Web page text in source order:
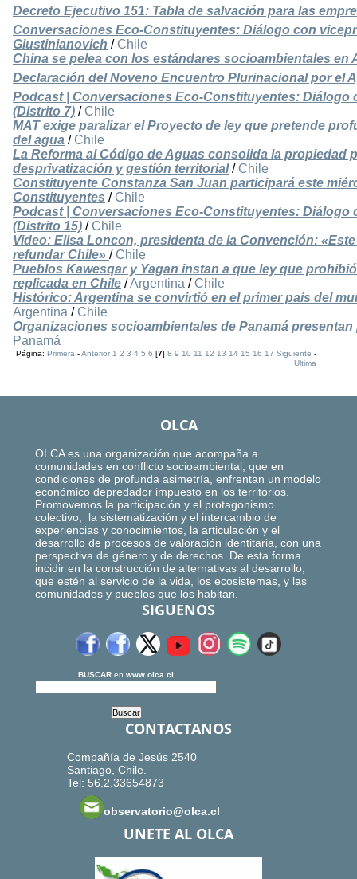
Decreto Ejecutivo 151: Tabla de salvación para las
Conversaciones Eco-Constituyentes: Diálogo con
Giustinianovich / Chile
China se pelea con los estándares socioambientales en
Declaración del Noveno Encuentro Plurinacional por el
Podcast | Conversaciones Eco-Constituyentes: Diálogo
(Distrito 7) / Chile
MAT exige paralizar el Proyecto de ley que pretende
del agua / Chile
La Reforma al Código de Aguas consolida la propiedad
desprivatización y gestión territorial/ Chile
Constituyente Constanza San Juan participará este
Constituyentes / Chile
Podcast | Conversaciones Eco-Constituyentes: Diálogo
(Distrito 15) / Chile
Video: Elisa Loncon, presidenta de la Convención:
refundar Chile» / Chile
Pueblos Kawesqar y Yagan instan a que ley que
replicada en Chile /Argentina / Chile
Histórico: Argentina se convirtió en el primer país del
Argentina / Chile
Organizaciones socioambientales de Panamá
Panamá
Página:Primera -Anterior 1 2 3 4 5 6 [7]8 9 10 11 12 13 14 15 16 17 Siguiente -
Ultima
OLCA
OLCA es una organización que acompaña a
comunidades en conflicto socioambiental, que en
condiciones de profunda asimetría, enfrentan un modelo
económico depredador impuesto en los territorios.
Promovemos la participación y el protagonismo
colectivo, la sistematización y el intercambio de
experiencias y conocimientos, la articulación y el
desarrollo de procesos de valoración identitaria, con una
perspectiva de género y de derechos. De esta forma
incidir en la construcción de alternativas al desarrollo,
que estén al servicio de la vida, los ecosistemas, y las
comunidades y pueblos que los habitan.
SIGUENOS
BUSCAR en www.olca.cl
CONTACTANOS
Compañía de Jesús 2540
Santiago, Chile.
Tel: 56.2.33654873
observatorio@olca.cl
UNETE AL OLCA